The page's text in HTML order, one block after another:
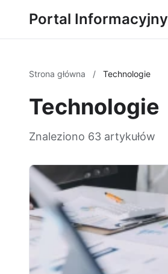
Portal Informacyjny
Strona główna / Technologie
Technologie
Znaleziono 63 artykułów